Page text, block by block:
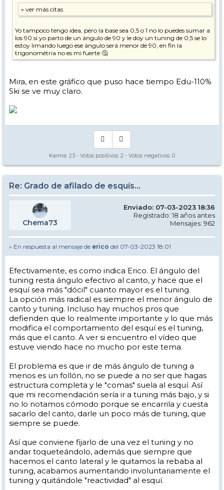
Yo tampoco tengo idea, pero la base sea 0,5 o 1 no lo puedes sumar a
los 90 si yo parto de un ángulo de 90 y le doy un tuning de 0,5 se lo
estoy limando luego ese ángulo será menor de 90, en fin la
trigonométria no es mi fuerte 🤔
Mira, en este gráfico que puso hace tiempo Edu-110%
Ski se ve muy claro.
Karma: 23 - Votos positivos: 2 - Votos negativos: 0
Re: Grado de afilado de esquís...
Chema73
Enviado: 07-03-2023 18:36
Registrado: 18 años antes
Mensajes: 962
» En respuesta al mensaje de erico del 07-03-2023 18:01
Efectivamente, es como indica Erico. El ángulo del
tuning resta ángulo efectivo al canto, y hace que el
esquí sea más "dócil" cuanto mayor es el tuning.
La opción más radical es siempre el menor ángulo de
canto y tuning. Incluso hay muchos pros que
defienden que lo realmente importante y lo que más
modifica el comportamiento del esquí es el tuning,
más que el canto. A ver si encuentro el vídeo que
estuve viendo hace no mucho por este tema.
El problema es que ir de más ángulo de tuning a
menos es un follón, no se puede a no ser que hagas
estructura completa y le "comas" suela al esquí. Así
que mi recomendación sería ir a tuning más bajo, y si
no lo notamos cómodo porque se encarrila y cuesta
sacarlo del canto, darle un poco más de tuning, que
siempre se puede.
Así que conviene fijarlo de una vez el tuning y no
andar toqueteándolo, además que siempre que
hacemos el canto lateral y le quitamos la rebaba al
tuning, acabamos aumentando involuntariamente el
tuning y quitándole "reactividad" al esquí.